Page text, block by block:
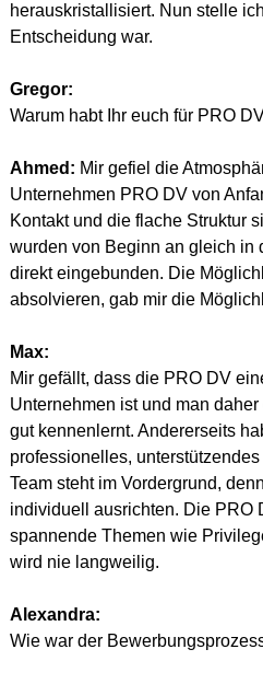
herauskristallisiert. Nun stelle
Entscheidung war.
Gregor:
Warum habt Ihr euch für PRO
Ahmed: Mir gefiel die
Unternehmen PRO DV von
Kontakt und die flache Struktur
wurden von Beginn an gleich in
direkt eingebunden. Die
absolvieren, gab mir die
Max:
Mir gefällt, dass die PRO DV
Unternehmen ist und man
gut kennenlernt. Andererseits
professionelles,
Team steht im Vordergrund,
individuell ausrichten. Die PRO
spannende Themen wie
wird nie langweilig.
Alexandra:
Wie war der